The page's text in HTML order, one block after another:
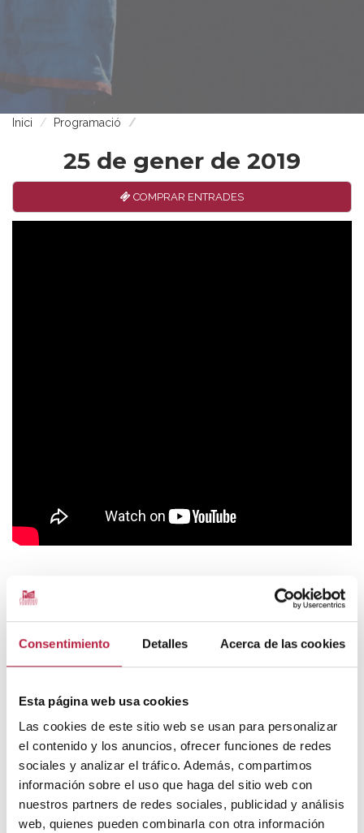
Consentimiento Detalles Acerca de las cookies
Esta página web usa cookies
Las cookies de este sitio web se usan para personalizar
el contenido y los anuncios, ofrecer funciones de redes
sociales y analizar el tráfico. Además, compartimos
información sobre el uso que haga del sitio web con
nuestros partners de redes sociales, publicidad y análisis
web, quienes pueden combinarla con otra información
Inici Programació
25 de gener de 2019
COMPRAR ENTRADES
Tria la sessió:
PREUS
DESCOMPTES